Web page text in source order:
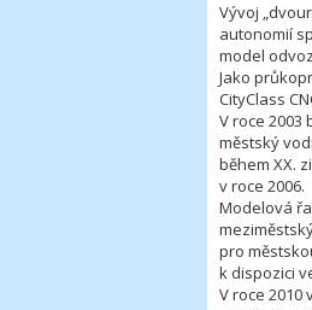
Vývoj
autonomií
model
Jako
CityClass
V roce 2003
městský
během XX.
v roce 2006.
Modelová
pro
k dispozici
V roce 2010